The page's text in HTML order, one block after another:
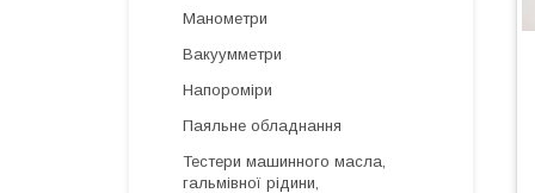
Манометри
Вакуумметри
Напороміри
Паяльне обладнання
Тестери машинного масла,
гальмівної рідини,